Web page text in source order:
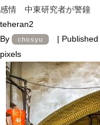
感情 中東研究者が警鐘
teheran2
By
chosyu | Published
pixels